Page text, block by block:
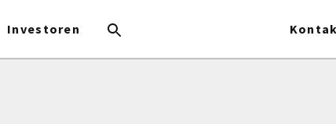
Investoren